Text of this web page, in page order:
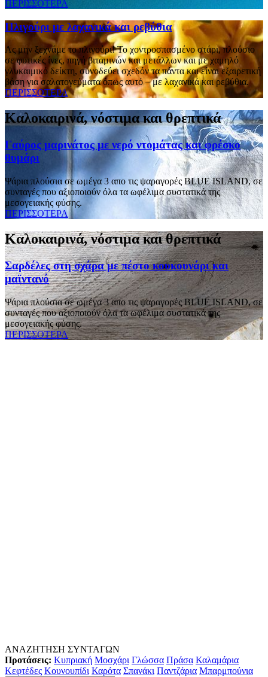
ΠΕΡΙΣΣΟΤΕΡΑ
Πλιγούρι με λαχανικά και ρεβύθια
Ας μην ξεχνάμε το πλιγούρι! To χοντροσπασμένο στάρι, πλούσιο
σε φυτικές ίνες, πηγή βιταμινών και μετάλλων και με χαμηλό
γλυκαιμικό δείκτη, συνοδεύει σχεδόν τα πάντα και είναι εξαιρετική
βάση για σαλατογεύματα όπως αυτό – με λαχανικά και ρεβύθια.
ΠΕΡΙΣΣΟΤΕΡΑ
Καλοκαιρινά, νόστιμα και θρεπτικά
Γαύρος μαρινάτος με νερό ντομάτας και φρέσκο
θυμάρι
Ψάρια πλούσια σε ωμέγα 3 απο τις ψαραγορές BLUE ISLAND, σε
συνταγές που αξιοποιούν όλα τα ωφέλιμα συστατικά της
μεσογειακής φύσης.
ΠΕΡΙΣΣΟΤΕΡΑ
Καλοκαιρινά, νόστιμα και θρεπτικά
Σαρδέλες στη σχάρα με πέστο κουκουνάρι και
μαϊντανό
Ψάρια πλούσια σε ωμέγα 3 απο τις ψαραγορές BLUE ISLAND, σε
συνταγές που αξιοποιούν όλα τα ωφέλιμα συστατικά της
μεσογειακής φύσης.
ΠΕΡΙΣΣΟΤΕΡΑ
ΑΝΑΖΗΤΗΣΗ ΣΥΝΤΑΓΩΝ
Προτάσεις: Κυπριακή Μοσχάρι Γλώσσα Πράσα Καλαμάρια
Κεφτέδες Κουνουπίδι Καρότα Σπανάκι Παντζάρια Μπαρμπούνια